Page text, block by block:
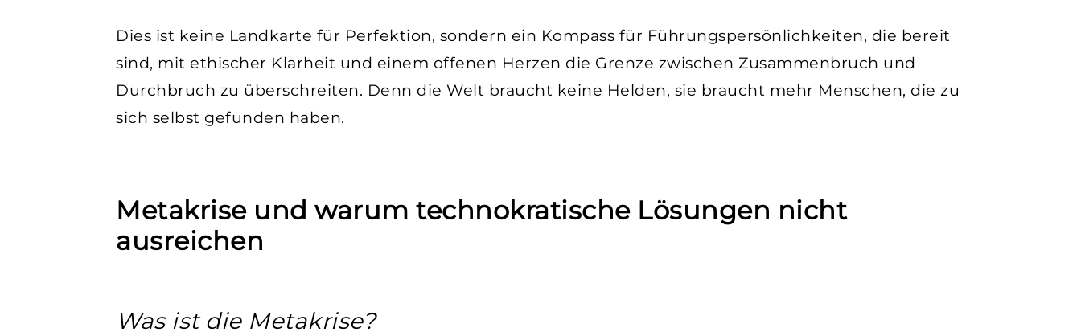
Dies ist keine Landkarte für Perfektion, sondern ein Kompass für Führungspersönlichkeiten, die bereit
sind, mit ethischer Klarheit und einem offenen Herzen die Grenze zwischen Zusammenbruch und
Durchbruch zu überschreiten. Denn die Welt braucht keine Helden, sie braucht mehr Menschen, die zu
sich selbst gefunden haben.
Metakrise und warum technokratische Lösungen nicht
ausreichen
Was ist die Metakrise?